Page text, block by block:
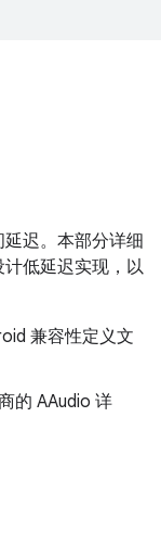
迟。本部分详细
低延迟实现，以
兼容性定义文
的 AAudio 详